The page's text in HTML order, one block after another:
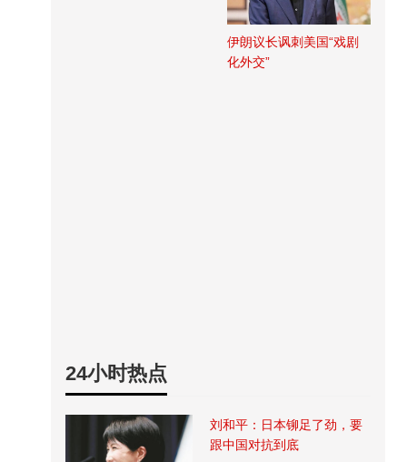
伊朗议长讽刺美国“戏剧
化外交”
24小时热点
刘和平：日本铆足了劲，要
跟中国对抗到底